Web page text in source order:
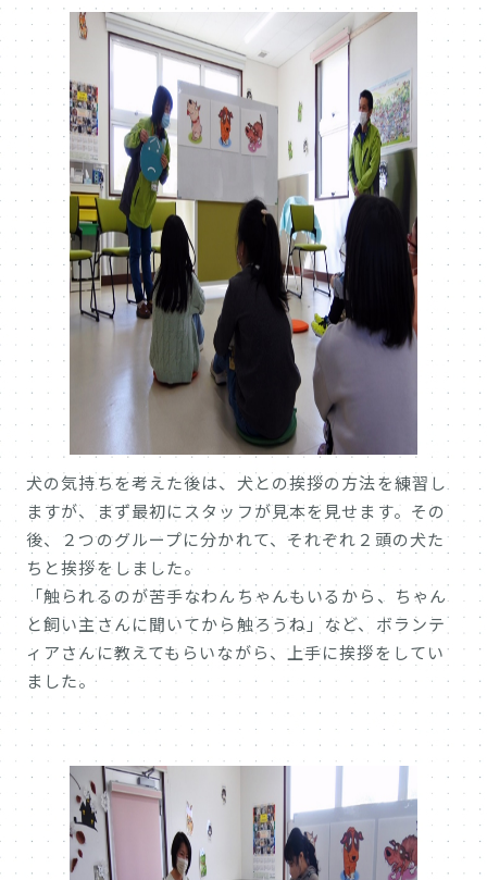
犬の気持ちを考えた後は、犬との挨拶の方法を練習し
ますが、まず最初にスタッフが見本を見せます。その
後、２つのグループに分かれて、それぞれ２頭の犬た
ちと挨拶をしました。
「触られるのが苦手なわんちゃんもいるから、ちゃん
と飼い主さんに聞いてから触ろうね」など、ボランテ
ィアさんに教えてもらいながら、上手に挨拶をしてい
ました。